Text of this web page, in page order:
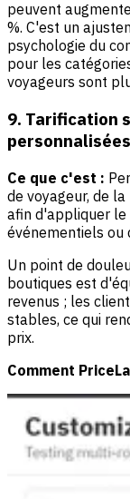
peuvent
%. C'est un
psychologie du
pour les
voyageurs sont
9. Tarification
personnalisées
Ce que c'est :
de voyageur, de
afin d'appliquer
événementiels ou
Un point de
boutiques est
revenus ; les
stables, ce qui
prix.
Comment